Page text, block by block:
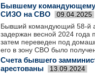
Бывшему командующему
СИЗО на СВО
09.04.2025
Бывший командующий 58-й
задержан весной 2024
затем переведен под
его в зону СВО было
Счета бывшего
арестованы
13.09.2024